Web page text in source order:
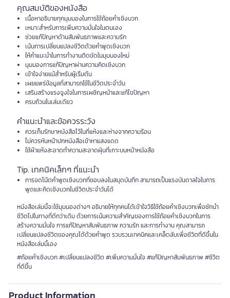
คุณสมบัติของหนังสือ
เนื้อหาอธิบายทุกมุมมองในการใช้ถ้อยคำเชิงบวก
เหมาะสำหรับการเพิ่มความมั่นใจในตนเอง
ช่วยแก้ปัญหาด้านสัมพันธภาพและความรัก
เน้นการเปลี่ยนแปลงชีวิตด้วยคำพูดเชิงบวก
ให้คำแนะนำในการทำงานติดขัดในมุมมองใหม่
มุมมองการแก้ปัญหาผ่านความคิดเชิงบวก
เข้าใจง่ายแม้สำหรับผู้เริ่มต้น
เผยแพร่ข้อมูลที่สามารถใช้ในชีวิตประจำวัน
เสริมสร้างแรงจูงใจในการเผชิญหน้าและแก้ไขปัญหา
ครบถ้วนในเล่มเดียว
คำแนะนำและข้อควรระวัง
ควรเก็บรักษาหนังสือไว้ในที่แห้งและห่างจากความร้อน
ไม่ควรหันหน้าปกหนังสือเข้าหาแสงแดด
ใช้ผ้าแห้งสะอาดทำความสะอาดฝุ่นที่เกาะบนหน้าหนังสือ
Tip. เทคนิคเล็กๆ ที่แนะนำ
การจดโน้ตคำพูดเชิงบวกที่ชอบลงในสมุดบันทึก สามารถเป็นแรงบันดาลใจในการ
พูดและคิดเชิงบวกในชีวิตประจำวันได้
หนังสือเล่มนี้จะใช้มุมมองต่างๆ อธิบายให้ทุกคนได้เข้าใจวิธีใช้ถ้อยคำเชิงบวกเพื่อชักนำ
ชีวิตไปในทางที่ดีกว่าเดิม ด้วยการเน้นความสำคัญของการใช้ถ้อยคำเชิงบวกในการ
สร้างความมั่นใจ การแก้ปัญหาสัมพันธภาพ ความรัก และการทำงาน คุณสามารถ
เปลี่ยนแปลงชีวิตของคุณได้ด้วยคำพูด รวบรวมเทคนิคและเคล็ดลับเพื่อชีวิตที่ดีขึ้นใน
หนังสือเล่มนี้เอง
#ถ้อยคำเชิงบวก #เปลี่ยนแปลงชีวิต #เพิ่มความมั่นใจ #แก้ปัญหาสัมพันธภาพ #ชีวิต
ที่ดีขึ้น
Product Information